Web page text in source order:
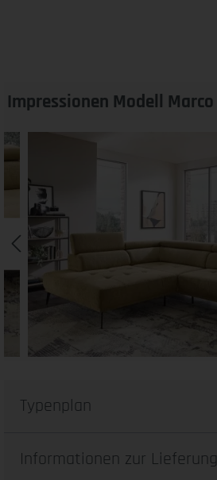
Impressionen Modell Marco
Typenplan
Informationen zur Lieferung